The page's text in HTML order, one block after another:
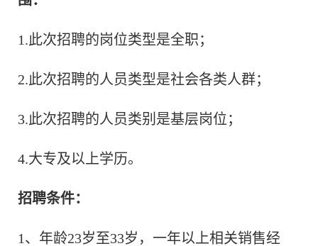
1.此次招聘的岗位类型是全职；
2.此次招聘的人员类型是社会各类人群；
3.此次招聘的人员类别是基层岗位；
4.大专及以上学历。
招聘条件：
1、年龄23岁至33岁，一年以上相关销售经